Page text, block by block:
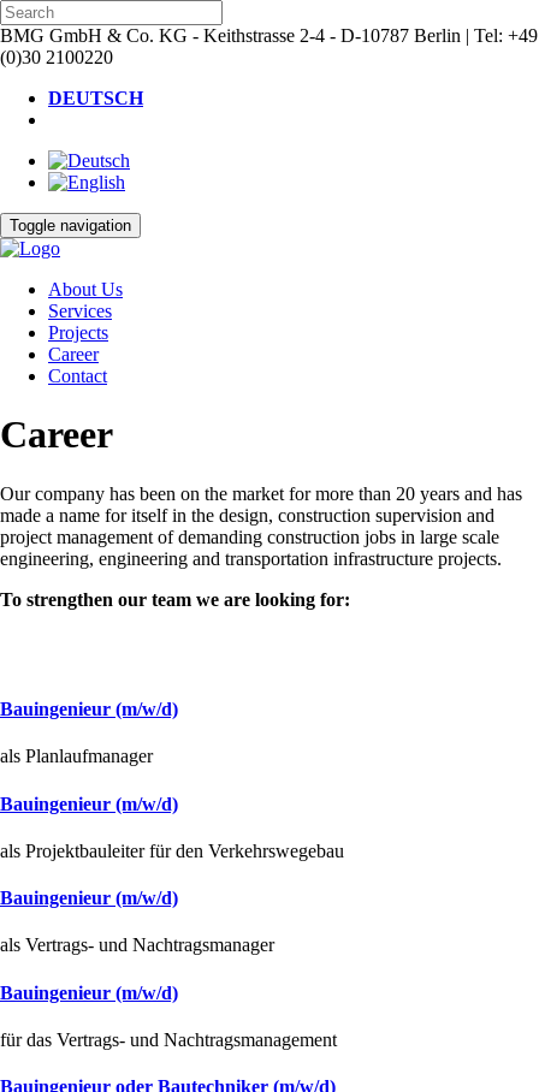
BMG GmbH & Co. KG - Keithstrasse 2-4 - D-10787 Berlin | Tel: +49
(0)30 2100220
DEUTSCH
Toggle navigation
About Us
Services
Projects
Career
Contact
Career
Our company has been on the market for more than 20 years and has
made a name for itself in the design, construction supervision and
project management of demanding construction jobs in large scale
engineering, engineering and transportation infrastructure projects.
To strengthen our team we are looking for:
Bauingenieur (m/w/d)
als Planlaufmanager
Bauingenieur (m/w/d)
als Projektbauleiter für den Verkehrswegebau
Bauingenieur (m/w/d)
als Vertrags- und Nachtragsmanager
Bauingenieur (m/w/d)
für das Vertrags- und Nachtragsmanagement
Bauingenieur oder Bautechniker (m/w/d)